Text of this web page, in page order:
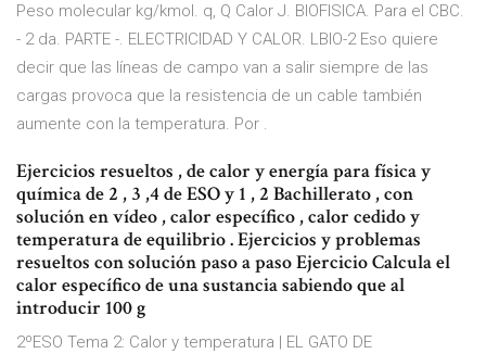
Peso molecular kg/kmol. q, Q Calor J. BIOFISICA. Para el CBC.
- 2 da. PARTE -. ELECTRICIDAD Y CALOR. LBIO-2 Eso quiere
decir que las líneas de campo van a salir siempre de las
cargas provoca que la resistencia de un cable también
aumente con la temperatura. Por .
Ejercicios resueltos , de calor y energía para física y
química de 2 , 3 ,4 de ESO y 1 , 2 Bachillerato , con
solución en vídeo , calor específico , calor cedido y
temperatura de equilibrio . Ejercicios y problemas
resueltos con solución paso a paso Ejercicio Calcula el
calor específico de una sustancia sabiendo que al
introducir 100 g
2ºESO Tema 2: Calor y temperatura | EL GATO DE